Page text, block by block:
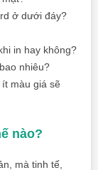
ở dưới đáy?
in hay không?
nhiêu?
màu giá sẽ
nào?
mà tinh tế,